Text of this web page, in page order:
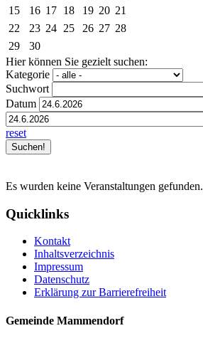
15
16 17 18 19 20 21
22
23 24 25 26 27 28
29
30
Hier können Sie gezielt suchen:
Kategorie
Suchwort
Datum
reset
Es wurden keine Veranstaltungen gefunden.
Quicklinks
Kontakt
Inhaltsverzeichnis
Impressum
Datenschutz
Erklärung zur Barrierefreiheit
Gemeinde Mammendorf